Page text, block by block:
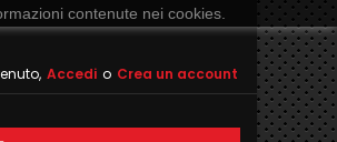
Accedi o Crea un account
contenute nei cookies.